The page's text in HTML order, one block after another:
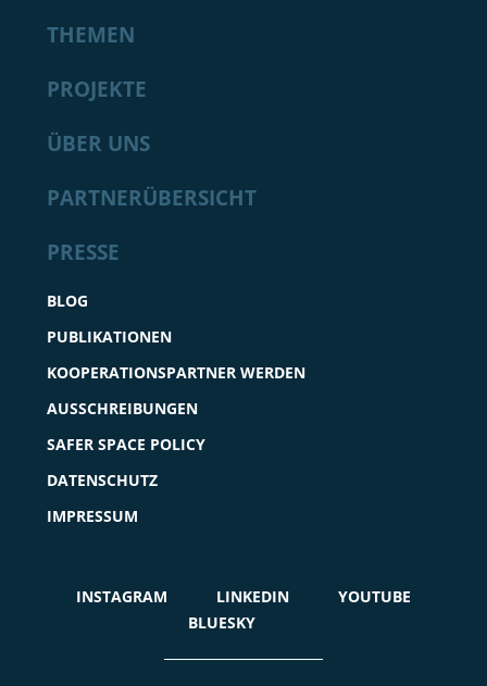
THEMEN
PROJEKTE
ÜBER UNS
PARTNERÜBERSICHT
PRESSE
BLOG
PUBLIKATIONEN
KOOPERATIONSPARTNER WERDEN
AUSSCHREIBUNGEN
SAFER SPACE POLICY
DATENSCHUTZ
IMPRESSUM
INSTAGRAM LINKEDIN
YOUTUBE
BLUESKY